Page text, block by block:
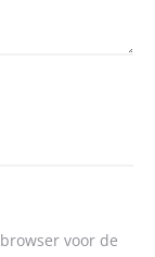
voor de